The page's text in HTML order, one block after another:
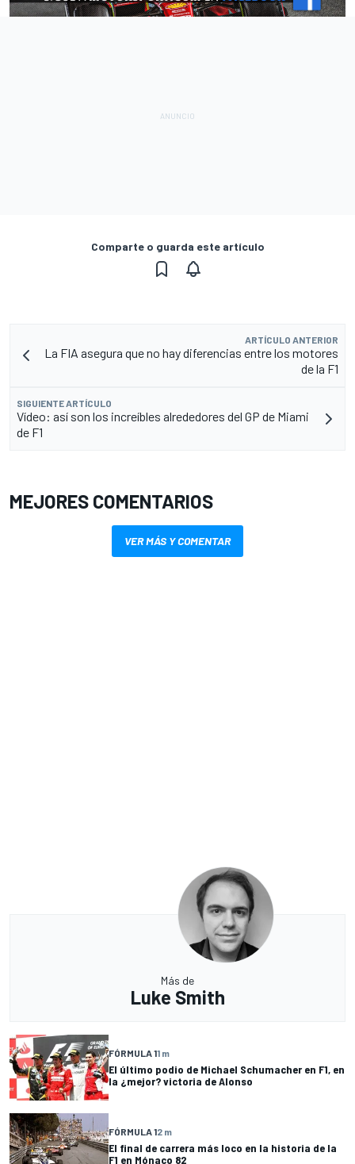
Comparte o guarda este artículo
ARTÍCULO ANTERIOR
La FIA asegura que no hay diferencias entre los motores
de la F1
SIGUIENTE ARTÍCULO
Vídeo: así son los increíbles alrededores del GP de Miami
de F1
MEJORES COMENTARIOS
VER MÁS Y COMENTAR
Más de
Luke Smith
FÓRMULA 11 m
El último podio de Michael Schumacher en F1, en
la ¿mejor? victoria de Alonso
FÓRMULA 12 m
El final de carrera más loco en la historia de la
F1 en Mónaco 82